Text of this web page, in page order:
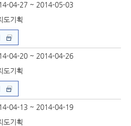
04-27 ~ 2014-05-03
도기획
04-20 ~ 2014-04-26
도기획
04-13 ~ 2014-04-19
도기획